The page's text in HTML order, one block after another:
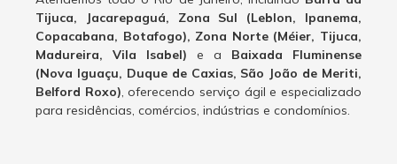
Tijuca, Jacarepaguá, Zona Sul (Leblon, Ipanema,
Copacabana, Botafogo), Zona Norte (Méier, Tijuca,
Madureira, Vila Isabel) e a Baixada Fluminense
(Nova Iguaçu, Duque de Caxias, São João de Meriti,
Belford Roxo), oferecendo serviço ágil e especializado
para residências, comércios, indústrias e condomínios.